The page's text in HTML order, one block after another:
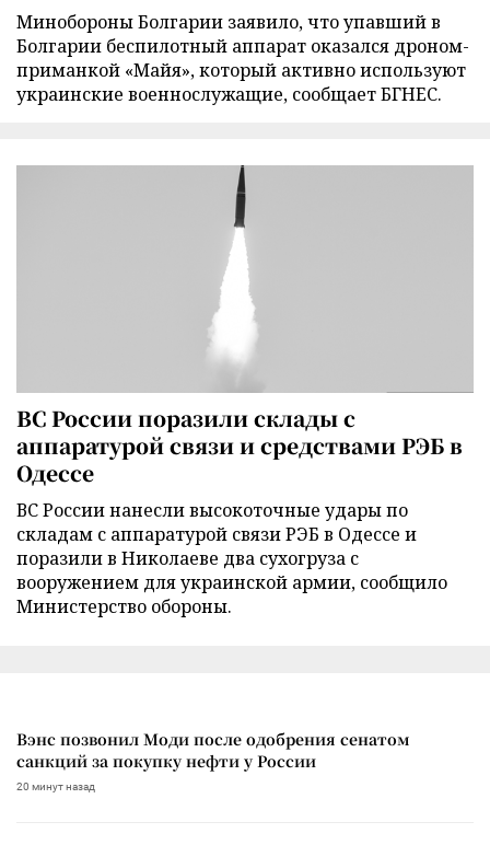
Минобороны Болгарии заявило, что упавший в
Болгарии беспилотный аппарат оказался дроном-
приманкой «Майя», который активно используют
украинские военнослужащие, сообщает БГНЕС.
ВС России поразили склады с
аппаратурой связи и средствами РЭБ в
Одессе
ВС России нанесли высокоточные удары по
складам с аппаратурой связи РЭБ в Одессе и
поразили в Николаеве два сухогруза с
вооружением для украинской армии, сообщило
Министерство обороны.
Вэнс позвонил Моди после одобрения сенатом
санкций за покупку нефти у России
20 минут назад